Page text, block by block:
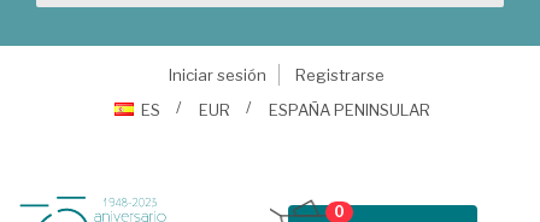
Iniciar sesión
Registrarse
ES
EUR ESPAÑA PENINSULAR
0